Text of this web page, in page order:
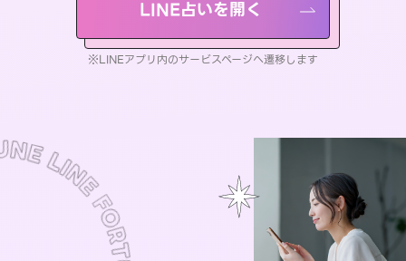
LINE占いを開く
※LINEアプリ内のサービスページへ遷移します